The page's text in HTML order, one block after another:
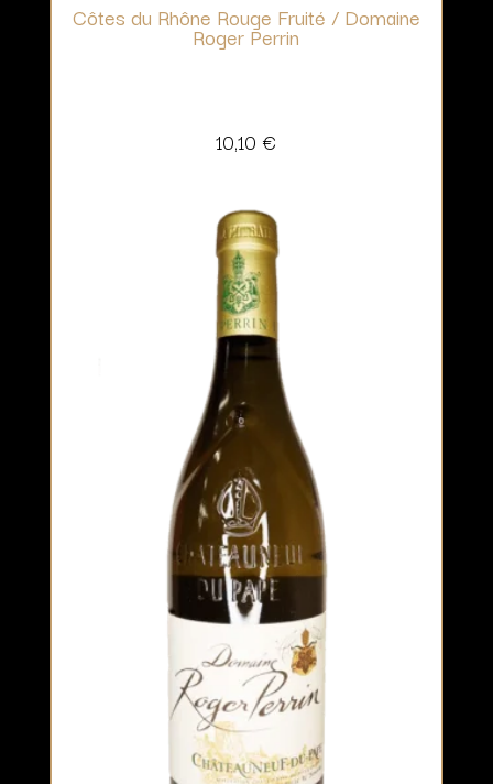
Côtes du Rhône Rouge Fruité / Domaine
Roger Perrin
10,10 €